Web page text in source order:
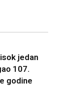
jedan
107.
godine